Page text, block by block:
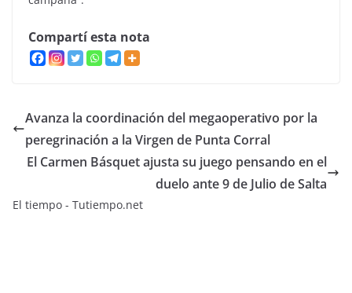
Compartí esta nota
Avanza la coordinación del megaoperativo por la
peregrinación a la Virgen de Punta Corral
El Carmen Básquet ajusta su juego pensando en el
duelo ante 9 de Julio de Salta
El tiempo - Tutiempo.net